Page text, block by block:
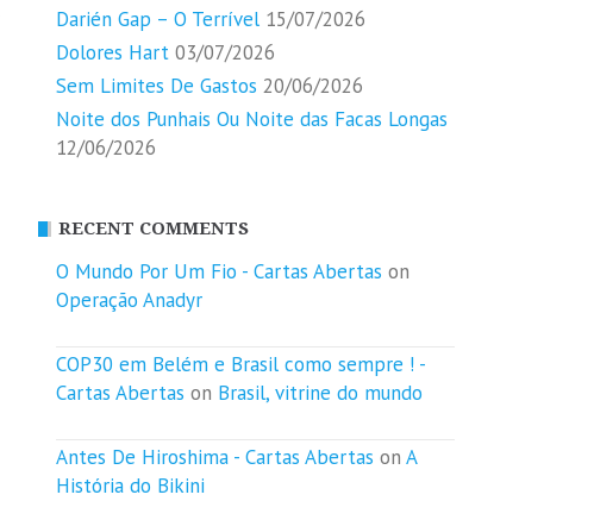
Darién Gap – O Terrível 15/07/2026
Dolores Hart 03/07/2026
Sem Limites De Gastos 20/06/2026
Noite dos Punhais Ou Noite das Facas Longas
12/06/2026
RECENT COMMENTS
O Mundo Por Um Fio - Cartas Abertas on
Operação Anadyr
COP30 em Belém e Brasil como sempre ! -
Cartas Abertas on Brasil, vitrine do mundo
Antes De Hiroshima - Cartas Abertas on A
História do Bikini